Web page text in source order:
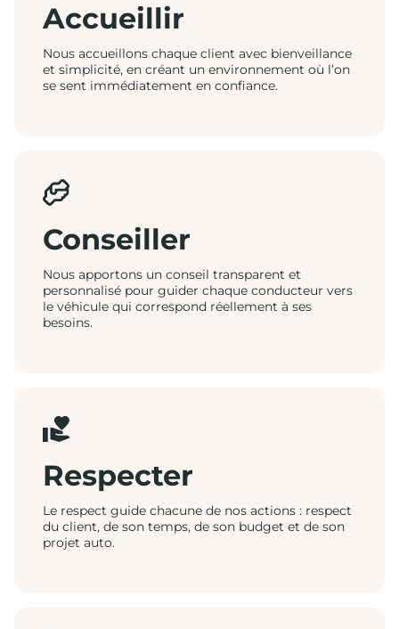
Accueillir
Nous accueillons chaque client avec bienveillance
et simplicité, en créant un environnement où l’on
se sent immédiatement en confiance.
Conseiller
Nous apportons un conseil transparent et
personnalisé pour guider chaque conducteur vers
le véhicule qui correspond réellement à ses
besoins.
Respecter
Le respect guide chacune de nos actions : respect
du client, de son temps, de son budget et de son
projet auto.